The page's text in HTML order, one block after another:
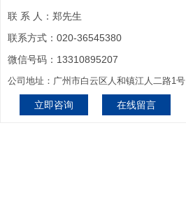
联 系 人：郑先生
联系方式：020-36545380
微信号码：13310895207
公司地址：广州市白云区人和镇江人二路1号
立即咨询 在线留言